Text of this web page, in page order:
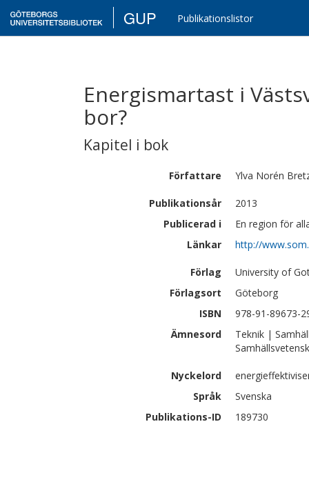
GUP Publikationslistor
Energismartast i
bor?
Kapitel i bok
Författare Ylva Norén
Publikationsår
2013
Publicerad i
En region för
Länkar
http://
Förlag
University of
Förlagsort
Göteborg
ISBN
978-91-89673-
Ämnesord
Teknik |
Nyckelord
Språk
Svenska
Publikations-ID
189730